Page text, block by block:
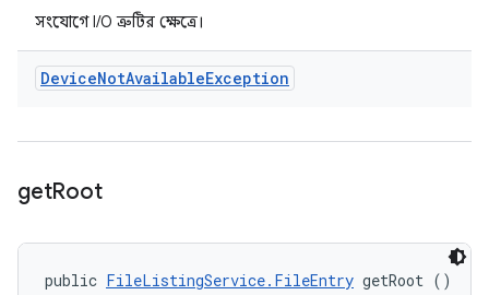
সংযোগে I/O ত্রুটির ক্ষেত্রে।
DeviceNotAvailableException
getRoot
public FileListingService.FileEntry getRoot ()